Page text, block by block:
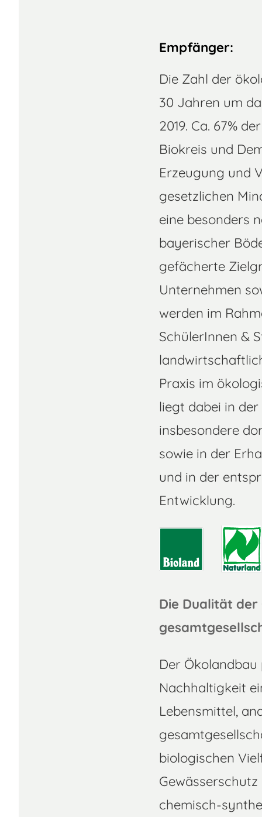
Empfänger:
Die Zahl der
30 Jahren um
2019. Ca. 67%
Biokreis und
Erzeugung und
gesetzlichen
eine besonders
bayerischer
gefächerte
Unternehmen
werden im
SchülerInnen &
Praxis im
liegt dabei in
insbesondere
sowie in der
und in der
Entwicklung.
Die Dualität
Der
Nachhaltigkeit
Lebensmittel,
biologischen
chemisch-